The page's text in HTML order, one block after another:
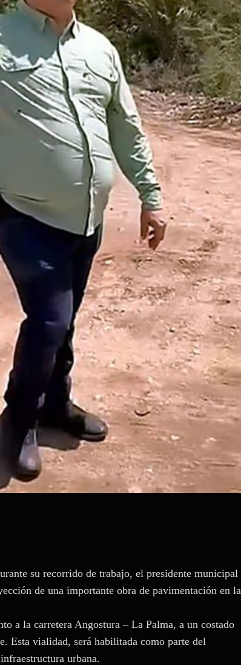
su recorrido de trabajo, el presidente municipal
de una importante obra de pavimentación en la
a la carretera Angostura – La Palma, a un costado
Esta vialidad, será habilitada como parte del
urbana.